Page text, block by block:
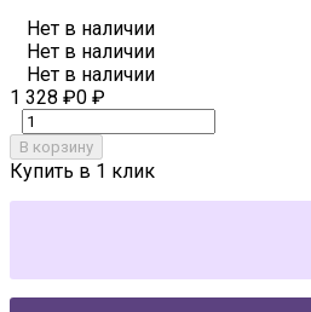
Нет в наличии
Нет в наличии
Нет в наличии
1 328 ₽0 ₽
В корзину
Купить в 1 клик